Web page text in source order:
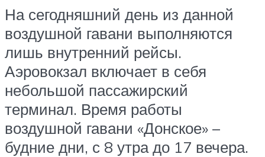
На сегодняшний день из данной
воздушной гавани выполняются
лишь внутренний рейсы.
Аэровокзал включает в себя
небольшой пассажирский
терминал. Время работы
воздушной гавани «Донское» –
будние дни, с 8 утра до 17 вечера.